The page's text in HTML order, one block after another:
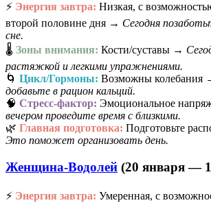
⚡ Энергия завтра: Низкая, с
второй половине дня → Сегодня
сне.
🌡️ Зоны внимания: Кости/суставы →
растяжкой и легкими упражнениями.
🌀 Цикл/Гормоны: Возможны колебания
добавьте в рацион кальций.
🧠 Стресс-фактор: Эмоциональное
вечером проведите время с близкими.
🌿 Главная подготовка: Подготовьте
Это поможет организовать день.
Женщина-Водолей (20 января —
⚡ Энергия завтра: Умеренная, с